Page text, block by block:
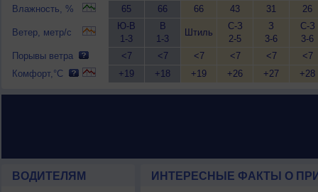
Влажность, %
Ветер, метр/с
Порывы ветра
Комфорт,°C
65
Ю-В
1-3
<7
+19
66
В
1-3
<7
+18
66
Штиль
<7
+19
43
С-З
2-5
<7
+26
31
З
3-6
<7
+27
26
С-З
3-6
<7
+28
ВОДИТЕЛЯМ ИНТЕРЕСНЫЕ ФАКТЫ О